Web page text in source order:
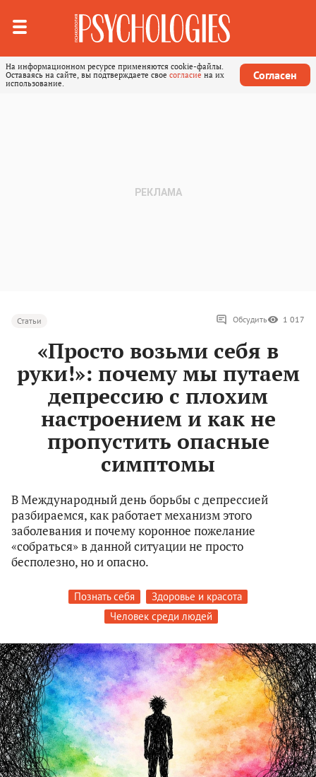
На информационном ресурсе применяются cookie-файлы.
Оставаясь на сайте, вы подтверждаете свое согласие на их
использование.
Согласен
Статьи Обсудить 1 017
«Просто возьми себя в
руки!»: почему мы путаем
депрессию с плохим
настроением и как не
пропустить опасные
симптомы
В Международный день борьбы с депрессией
разбираемся, как работает механизм этого
заболевания и почему коронное пожелание
«собраться» в данной ситуации не просто
бесполезно, но и опасно.
Познать себя
Здоровье и красота
Человек среди людей